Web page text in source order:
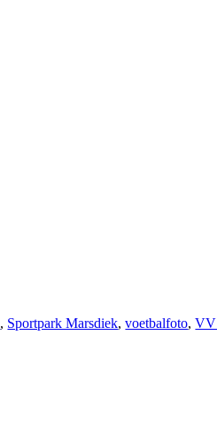
, Sportpark Marsdiek,voetbalfoto,